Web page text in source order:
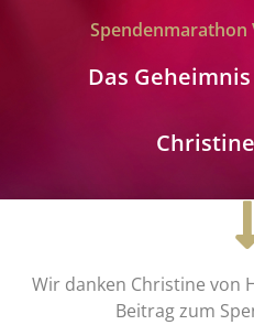
Spendenmarathon
Das
Wir danken Christine von
Beitrag zum